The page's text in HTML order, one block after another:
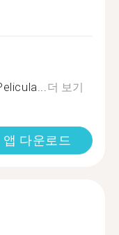
더 보기
앱 다운로드